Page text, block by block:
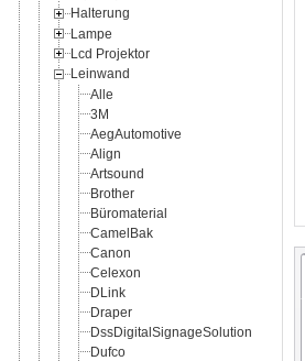
Halterung
Lampe
Lcd Projektor
Leinwand
Alle
3M
AegAutomotive
Align
Artsound
Brother
Büromaterial
CamelBak
Canon
Celexon
DLink
Draper
DssDigitalSignageSolution
Dufco